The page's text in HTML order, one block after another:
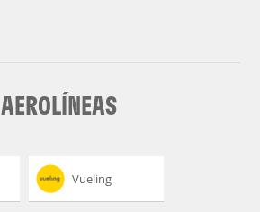
AEROLÍNEAS
Vueling